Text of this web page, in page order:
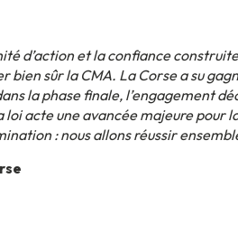
d’action et la confiance
bien sûr la CMA. La Corse a su
la phase finale, l’engagement
acte une avancée majeure pour
: nous allons réussir